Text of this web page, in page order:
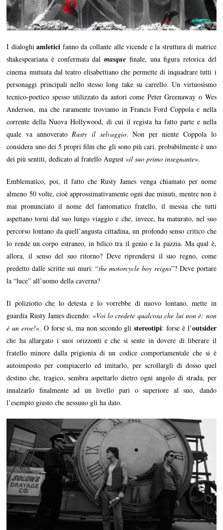
I dialoghiamletici fanno da collante alle vicende e la struttura di matrice
shakespeariana è confermata dalmasque finale, una figura retorica del
cinema mutuata dal teatro elisabettiano che permette di inquadrare tutti i
personaggi principali nello stesso long take su carrello. Un virtuosismo
tecnico-poetico spesso utilizzato da autori come Peter Greenaway o Wes
Anderson, ma che raramente troviamo in Francis Ford Coppola e nella
corrente della Nuova Hollywood, di cui il regista ha fatto parte e nella
quale va annoverato Rusty il selvaggio. Non per niente Coppola lo
considera uno dei 5 propri film che gli sono più cari, probabilmente è uno
dei più sentiti, dedicato al fratello August «il suo primo insegnante».
Emblematico, poi, il fatto che Rusty James venga chiamato per nome
almeno 50 volte, cioè approssimativamente ogni due minuti, mentre non è
mai pronunciato il nome del fantomatico fratello, il messia che tutti
aspettano torni dal suo lungo viaggio e che, invece, ha maturato, nel suo
percorso lontano da quell’angusta cittadina, un profondo senso critico che
lo rende un corpo estraneo, in bilico tra il genio e la pazzia. Ma qual è,
allora, il senso del suo ritorno? Deve riprendersi il suo regno, come
predetto dalle scritte sui muri: “the motorcycle boy reigns”? Deve portare
la “luce” all’uomo della caverna?
Il poliziotto che lo detesta e lo vorrebbe di nuovo lontano, mette in
guardia Rusty James dicendo: «Voi lo credete qualcosa che lui non è: non
è un eroe!». O forse sì, ma non secondo glistereotipi: forse è l’outsider
che ha allargato i suoi orizzonti e che si sente in dovere di liberare il
fratello minore dalla prigionia di un codice comportamentale che si è
autoimposto per compiacerlo ed imitarlo, per scrollargli di dosso quel
destino che, tragico, sembra aspettarlo dietro ogni angolo di strada, per
innalzarlo finalmente ad un livello pari o superiore al suo, dando
l’esempio giusto che nessuno gli ha dato.